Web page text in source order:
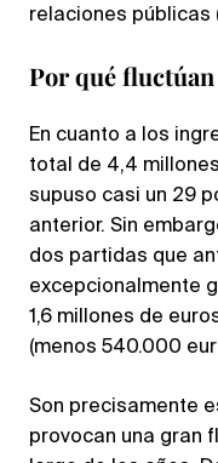
relaciones públicas
Por qué
En cuanto a los
total de 4,4
supuso casi un 29
anterior. Sin
dos partidas que
excepcionalmente
1,6 millones de
(menos 540.000
Son precisamente
provocan una gran